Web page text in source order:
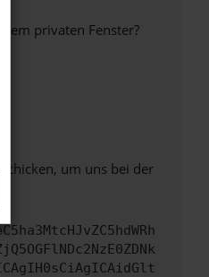
privaten Fenster?
um uns bei der